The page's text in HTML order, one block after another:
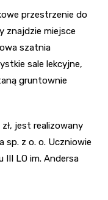
przestrzenie do
znajdzie miejsce
szatnia
sale lekcyjne,
gruntownie
jest realizowany
sp. z o. o. Uczniowie
LO im. Andersa